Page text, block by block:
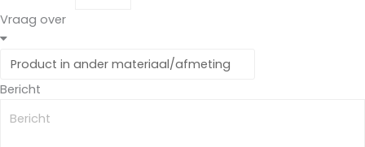
Vraag over
Bericht